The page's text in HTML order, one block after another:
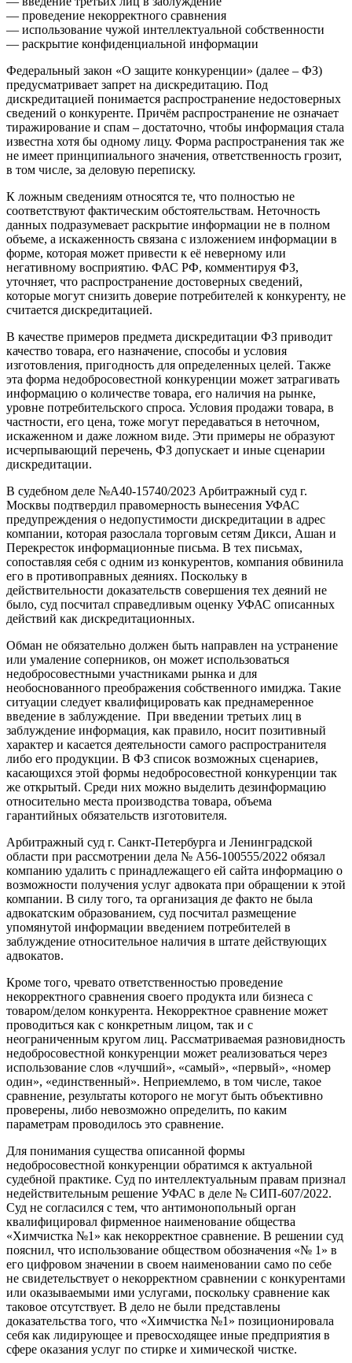
— проведение некорректного сравнения
— использование чужой интеллектуальной собственности
— раскрытие конфиденциальной информации
Федеральный закон «О защите конкуренции» (далее – ФЗ)
предусматривает запрет на дискредитацию. Под
дискредитацией понимается распространение недостоверных
сведений о конкуренте. Причём распространение не означает
тиражирование и спам – достаточно, чтобы информация стала
известна хотя бы одному лицу. Форма распространения так же
не имеет принципиального значения, ответственность грозит,
в том числе, за деловую переписку.
К ложным сведениям относятся те, что полностью не
соответствуют фактическим обстоятельствам. Неточность
данных подразумевает раскрытие информации не в полном
объеме, а искаженность связана с изложением информации в
форме, которая может привести к её неверному или
негативному восприятию. ФАС РФ, комментируя ФЗ,
уточняет, что распространение достоверных сведений,
которые могут снизить доверие потребителей к конкуренту, не
считается дискредитацией.
В качестве примеров предмета дискредитации ФЗ приводит
качество товара, его назначение, способы и условия
изготовления, пригодность для определенных целей. Также
эта форма недобросовестной конкуренции может затрагивать
информацию о количестве товара, его наличия на рынке,
уровне потребительского спроса. Условия продажи товара, в
частности, его цена, тоже могут передаваться в неточном,
искаженном и даже ложном виде. Эти примеры не образуют
исчерпывающий перечень, ФЗ допускает и иные сценарии
дискредитации.
В судебном деле №А40-15740/2023 Арбитражный суд г.
Москвы подтвердил правомерность вынесения УФАС
предупреждения о недопустимости дискредитации в адрес
компании, которая разослала торговым сетям Дикси, Ашан и
Перекресток информационные письма. В тех письмах,
сопоставляя себя с одним из конкурентов, компания обвинила
его в противоправных деяниях. Поскольку в
действительности доказательств совершения тех деяний не
было, суд посчитал справедливым оценку УФАС описанных
действий как дискредитационных.
Обман не обязательно должен быть направлен на устранение
или умаление соперников, он может использоваться
недобросовестными участниками рынка и для
необоснованного преображения собственного имиджа. Такие
ситуации следует квалифицировать как преднамеренное
введение в заблуждение. При введении третьих лиц в
заблуждение информация, как правило, носит позитивный
характер и касается деятельности самого распространителя
либо его продукции. В ФЗ список возможных сценариев,
касающихся этой формы недобросовестной конкуренции так
же открытый. Среди них можно выделить дезинформацию
относительно места производства товара, объема
гарантийных обязательств изготовителя.
Арбитражный суд г. Санкт-Петербурга и Ленинградской
области при рассмотрении дела № А56-100555/2022 обязал
компанию удалить с принадлежащего ей сайта информацию о
возможности получения услуг адвоката при обращении к этой
компании. В силу того, та организация де факто не была
адвокатским образованием, суд посчитал размещение
упомянутой информации введением потребителей в
заблуждение относительное наличия в штате действующих
адвокатов.
Кроме того, чревато ответственностью проведение
некорректного сравнения своего продукта или бизнеса с
товаром/делом конкурента. Некорректное сравнение может
проводиться как с конкретным лицом, так и с
неограниченным кругом лиц. Рассматриваемая разновидность
недобросовестной конкуренции может реализоваться через
использование слов «лучший», «самый», «первый», «номер
один», «единственный». Неприемлемо, в том числе, такое
сравнение, результаты которого не могут быть объективно
проверены, либо невозможно определить, по каким
параметрам проводилось это сравнение.
Для понимания существа описанной формы
недобросовестной конкуренции обратимся к актуальной
судебной практике. Суд по интеллектуальным правам признал
недействительным решение УФАС в деле № СИП-607/2022.
Суд не согласился с тем, что антимонопольный орган
квалифицировал фирменное наименование общества
«Химчистка №1» как некорректное сравнение. В решении суд
пояснил, что использование обществом обозначения «№ 1» в
его цифровом значении в своем наименовании само по себе
не свидетельствует о некорректном сравнении с конкурентами
или оказываемыми ими услугами, поскольку сравнение как
таковое отсутствует. В дело не были представлены
доказательства того, что «Химчистка №1» позиционировала
себя как лидирующее и превосходящее иные предприятия в
сфере оказания услуг по стирке и химической чистке.